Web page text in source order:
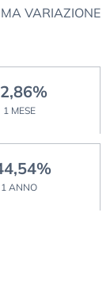
VARIAZIONE
1 MESE
1 ANNO